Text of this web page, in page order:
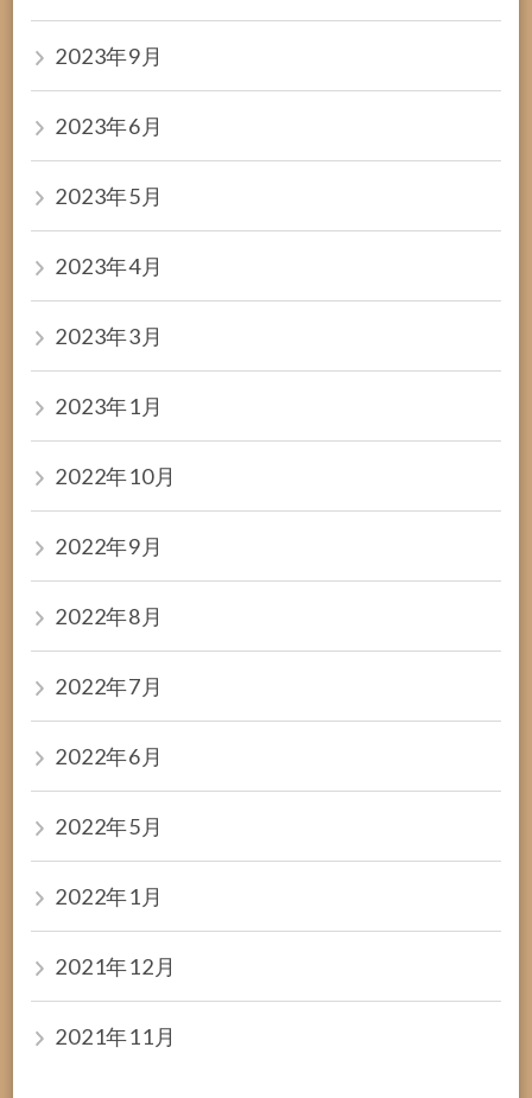
2023年9月
2023年6月
2023年5月
2023年4月
2023年3月
2023年1月
2022年10月
2022年9月
2022年8月
2022年7月
2022年6月
2022年5月
2022年1月
2021年12月
2021年11月